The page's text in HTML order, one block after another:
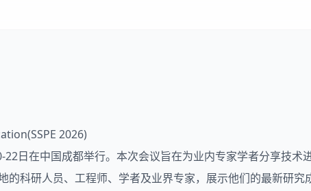
2026)
22日在中国成都举行。本次会议旨在为业内专家学者分享技术
科研人员、工程师、学者及业界专家，展示他们的最新研究